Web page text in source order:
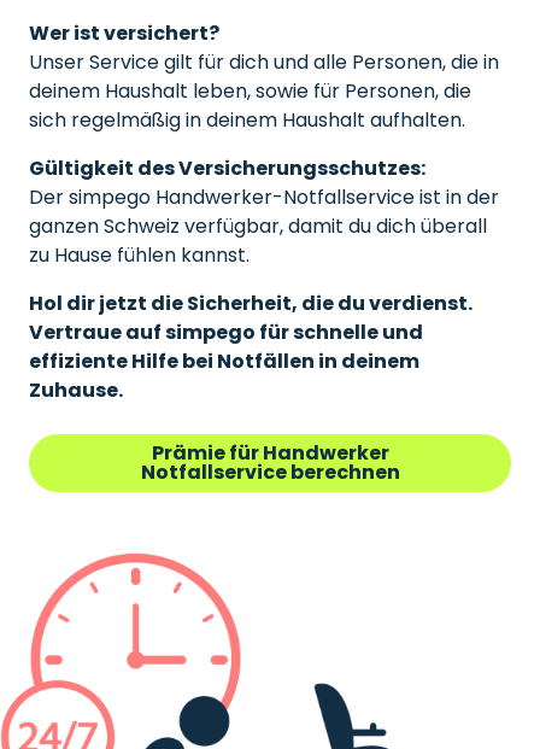
Wer ist versichert?
Unser Service gilt für dich und alle Personen, die in
deinem Haushalt leben, sowie für Personen, die
sich regelmäßig in deinem Haushalt aufhalten.
Gültigkeit des Versicherungsschutzes:
Der simpego Handwerker-Notfallservice ist in der
ganzen Schweiz verfügbar, damit du dich überall
zu Hause fühlen kannst.
Hol dir jetzt die Sicherheit, die du verdienst.
Vertraue auf simpego für schnelle und
effiziente Hilfe bei Notfällen in deinem
Zuhause.
Prämie für Handwerker
Notfallservice berechnen